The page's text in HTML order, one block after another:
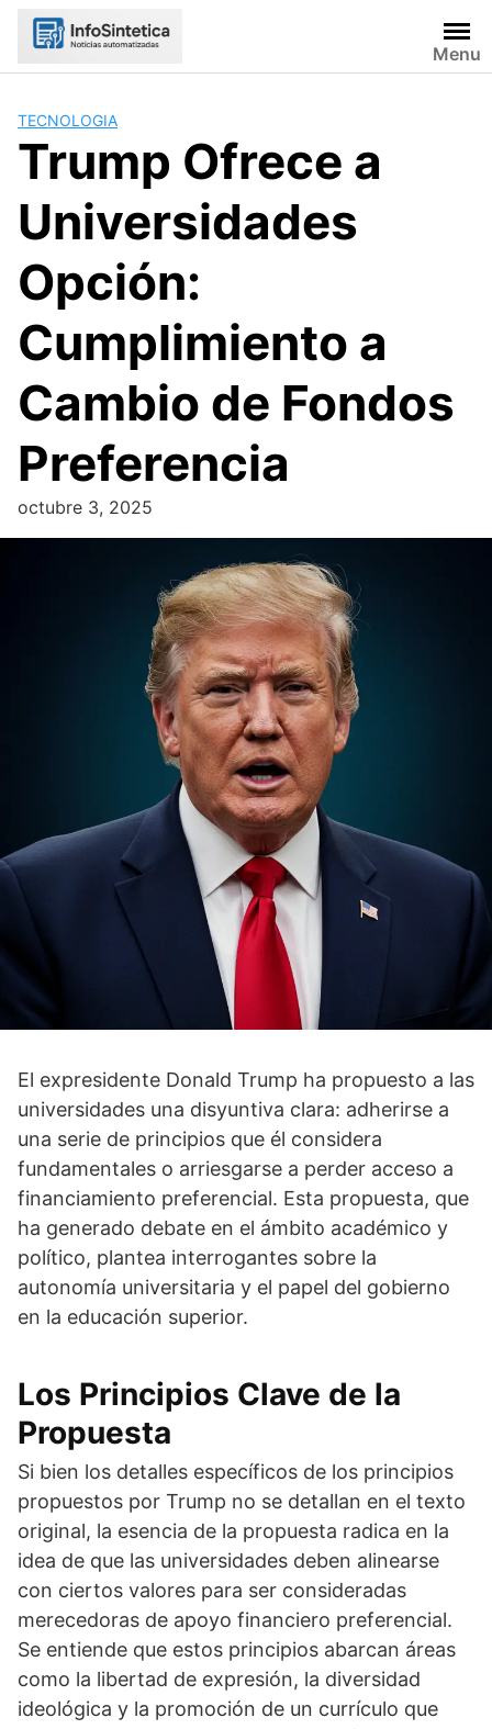
Skip
Menu
TECNOLOGIA
Trump Ofrece a
Universidades
Opción:
Cumplimiento a
Cambio de Fondos
Preferencia
octubre 3, 2025
El expresidente Donald Trump ha propuesto a las
universidades una disyuntiva clara: adherirse a
una serie de principios que él considera
fundamentales o arriesgarse a perder acceso a
financiamiento preferencial. Esta propuesta, que
ha generado debate en el ámbito académico y
político, plantea interrogantes sobre la
autonomía universitaria y el papel del gobierno
en la educación superior.
Los Principios Clave de la
Propuesta
Si bien los detalles específicos de los principios
propuestos por Trump no se detallan en el texto
original, la esencia de la propuesta radica en la
idea de que las universidades deben alinearse
con ciertos valores para ser consideradas
merecedoras de apoyo financiero preferencial.
Se entiende que estos principios abarcan áreas
como la libertad de expresión, la diversidad
ideológica y la promoción de un currículo que